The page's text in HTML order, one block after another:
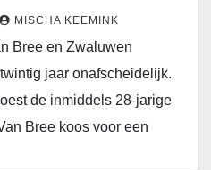
MISCHA KEEMINK
Bree en Zwaluwen
jaar onafscheidelijk.
de inmiddels 28-jarige
Bree koos voor een